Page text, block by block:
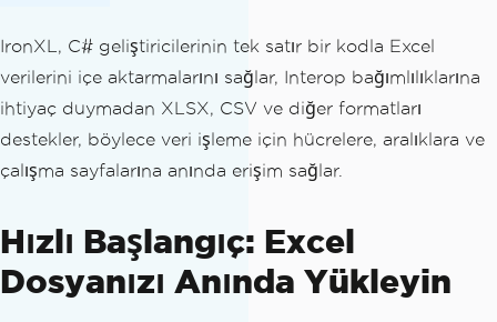
IronXL, C# geliştiricilerinin tek satır bir kodla Excel
verilerini içe aktarmalarını sağlar, Interop bağımlılıklarına
ihtiyaç duymadan XLSX, CSV ve diğer formatları
destekler, böylece veri işleme için hücrelere, aralıklara ve
çalışma sayfalarına anında erişim sağlar.
Hızlı Başlangıç: Excel
Dosyanızı Anında Yükleyin